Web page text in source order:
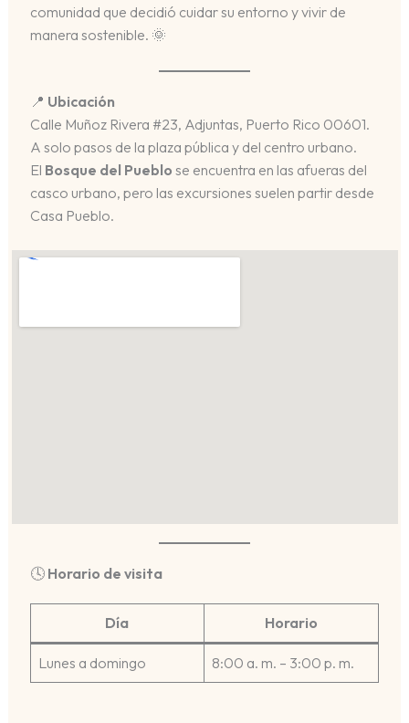
comunidad que decidió cuidar su entorno y vivir de
manera sostenible. 🌞
📍 Ubicación
Calle Muñoz Rivera #23, Adjuntas, Puerto Rico 00601.
A solo pasos de la plaza pública y del centro urbano.
El Bosque del Pueblo se encuentra en las afueras del
casco urbano, pero las excursiones suelen partir desde
Casa Pueblo.
🕓 Horario de visita
Día Horario
Lunes a domingo 8:00 a. m. – 3:00 p. m.